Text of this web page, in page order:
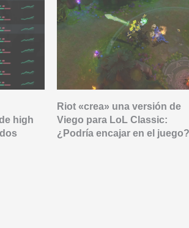
high
Riot «crea» una versión de
Viego para LoL Classic:
¿Podría encajar en el juego?